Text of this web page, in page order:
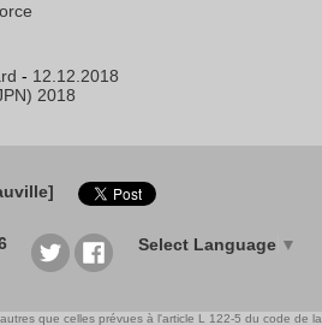
- 12.12.2018
2018
Select Language ▼
que celles prévues à l'article L 122-5 du code de la